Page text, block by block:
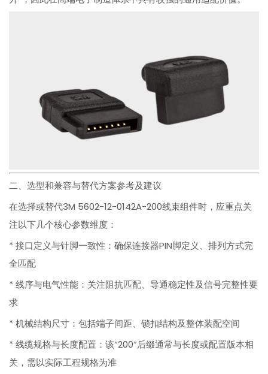
二、选型和兼容与替代方案参考及建议
在选择或替代3M 5602-12-0142A-200线束组件时，应重点关
注以下几个核心参数维度：
* 接口定义与针脚一致性：确保连接器PIN脚定义、排列方式完
全匹配
* 线序与电气性能：关注阻抗匹配、导通稳定性及信号完整性要
求
* 机械结构尺寸：包括端子间距、锁扣结构及整体装配空间
* 线缆规格与长度配置：该“200”后缀通常与长度或配置版本相
关，需以实际工程规格为准